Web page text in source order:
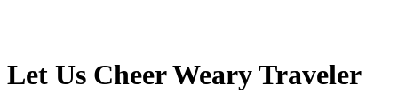
Let Us Cheer Weary Traveler